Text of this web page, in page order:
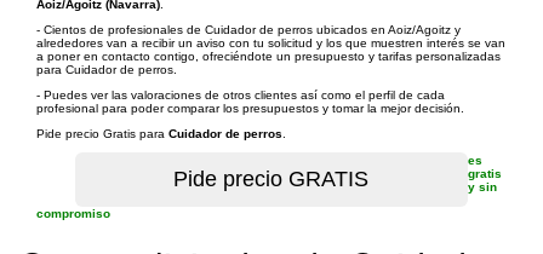
Aoiz/Agoitz (Navarra)
- Cientos de profesionales de Cuidador de perros ubicados en Aoiz/Agoitz y
alrededores van a recibir un aviso con tu solicitud y los que muestren interés se van
a poner en contacto contigo, ofreciéndote un presupuesto y tarifas personalizadas
para Cuidador de perros.
- Puedes ver las valoraciones de otros clientes así como el perfil de cada
profesional para poder comparar los presupuestos y tomar la mejor decisión.
Pide precio Gratis para Cuidador de perros
es
gratis
y sin
compromiso